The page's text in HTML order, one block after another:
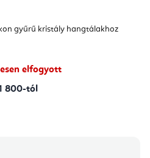
gyűrű kristály hangtálakhoz
elfogyott
800-tól